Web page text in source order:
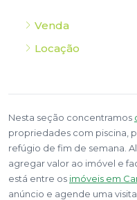
Venda
Locação
Nesta seção concentramos
propriedades com piscina,
refúgio de fim de semana.
agregar valor ao imóvel e
está entre os imóveis em
anúncio e agende uma